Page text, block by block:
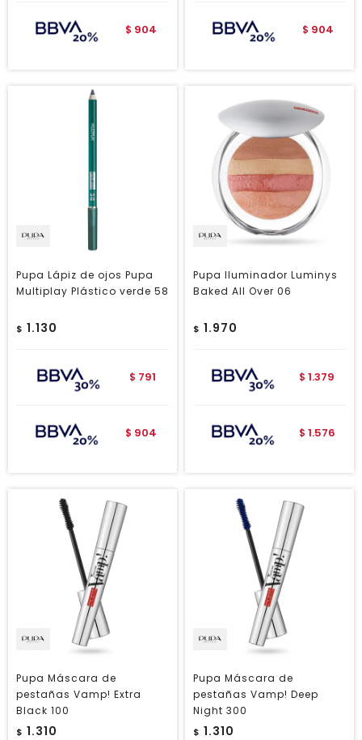
$ 904 $ 904
Pupa Lápiz de ojos Pupa
Multiplay Plástico verde 58
$ 1.130
$ 791
$ 904
Pupa Iluminador Luminys
Baked All Over 06
$ 1.970
$ 1.379
$ 1.576
Pupa Máscara de
pestañas Vamp! Extra
Black 100
$ 1.310
Pupa Máscara de
pestañas Vamp! Deep
Night 300
$ 1.310